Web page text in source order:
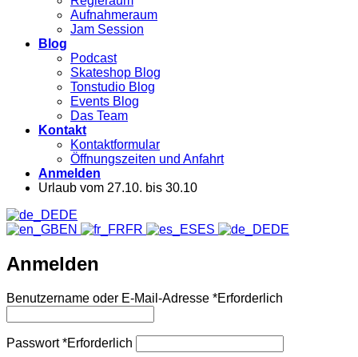
Aufnahmeraum
Jam Session
Blog
Podcast
Skateshop Blog
Tonstudio Blog
Events Blog
Das Team
Kontakt
Kontaktformular
Öffnungszeiten und Anfahrt
Anmelden
Urlaub vom 27.10. bis 30.10
DE
EN
FR ES DE
Anmelden
Benutzername oder E-Mail-Adresse *Erforderlich
Passwort*Erforderlich